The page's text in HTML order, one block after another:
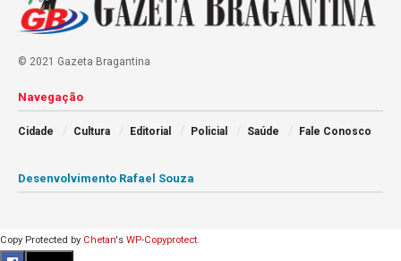
© 2021 Gazeta Bragantina
Navegação
Cidade Cultura Editorial Policial Saúde Fale Conosco
Desenvolvimento Rafael Souza
Copy Protected by Chetan's WP-Copyprotect.